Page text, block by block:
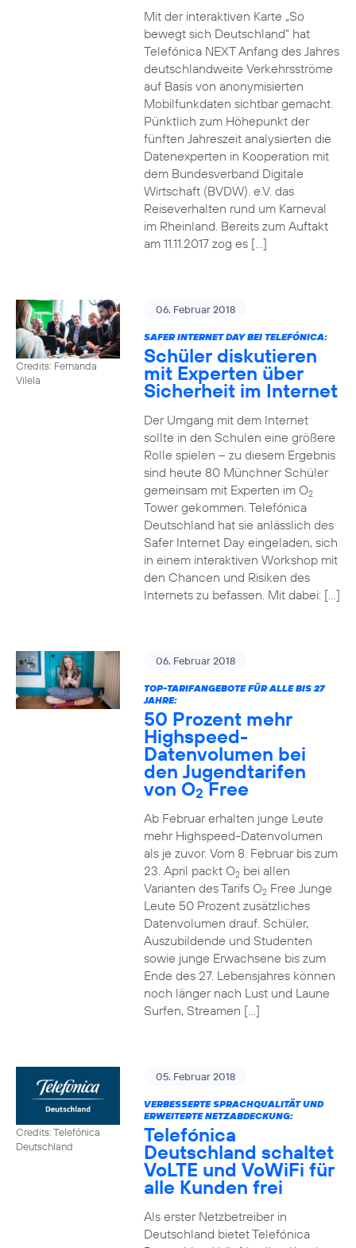
Mit der interaktiven Karte „So
bewegt sich Deutschland“ hat
Telefónica NEXT Anfang des Jahres
deutschlandweite Verkehrsströme
auf Basis von anonymisierten
Mobilfunkdaten sichtbar gemacht.
Pünktlich zum Höhepunkt der
fünften Jahreszeit analysierten die
Datenexperten in Kooperation mit
dem Bundesverband Digitale
Wirtschaft (BVDW). e.V. das
Reiseverhalten rund um Karneval
im Rheinland. Bereits zum Auftakt
am 11.11.2017 zog es […]
Credits: Fernanda
Vilela
06. Februar 2018
SAFER INTERNET DAY BEI TELEFÓNICA:
Schüler diskutieren
mit Experten über
Sicherheit im Internet
Der Umgang mit dem Internet
sollte in den Schulen eine größere
Rolle spielen – zu diesem Ergebnis
sind heute 80 Münchner Schüler
gemeinsam mit Experten im O2
Tower gekommen. Telefónica
Deutschland hat sie anlässlich des
Safer Internet Day eingeladen, sich
in einem interaktiven Workshop mit
den Chancen und Risiken des
Internets zu befassen. Mit dabei: […]
06. Februar 2018
TOP-TARIFANGEBOTE FÜR ALLE BIS 27
JAHRE:
50 Prozent mehr
Highspeed-
Datenvolumen bei
den Jugendtarifen
von O2Free
Ab Februar erhalten junge Leute
mehr Highspeed-Datenvolumen
als je zuvor. Vom 8. Februar bis zum
23. April packt O2bei allen
Varianten des Tarifs O2Free Junge
Leute 50 Prozent zusätzliches
Datenvolumen drauf. Schüler,
Auszubildende und Studenten
sowie junge Erwachsene bis zum
Ende des 27. Lebensjahres können
noch länger nach Lust und Laune
Surfen, Streamen […]
Credits: Telefónica
Deutschland
05. Februar 2018
VERBESSERTE SPRACHQUALITÄT UND
ERWEITERTE NETZABDECKUNG:
Telefónica
Deutschland schaltet
VoLTE und VoWiFi für
alle Kunden frei
Als erster Netzbetreiber in
Deutschland bietet Telefónica